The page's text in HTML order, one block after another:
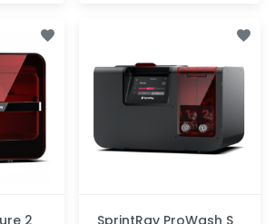
2 SprintRay ProWash S